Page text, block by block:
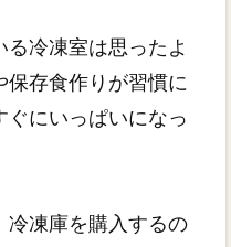
冷凍室は思ったよ
保存食作りが習慣に
ぐにいっぱいになっ
冷凍庫を購入するの